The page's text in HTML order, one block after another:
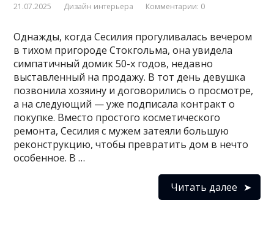
21.07.2025 Дизайн интерьера Комментарии: 0
Однажды, когда Сесилия прогуливалась вечером
в тихом пригороде Стокгольма, она увидела
симпатичный домик 50-х годов, недавно
выставленный на продажу. В тот день девушка
позвонила хозяину и договорились о просмотре,
а на следующий — уже подписала контракт о
покупке. Вместо простого косметического
ремонта, Сесилия с мужем затеяли большую
реконструкцию, чтобы превратить дом в нечто
особенное. В …
Читать далее